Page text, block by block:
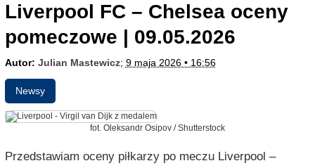
Liverpool FC – Chelsea oceny
pomeczowe | 09.05.2026
Autor: Julian Mastewicz; 9 maja 2026 • 16:56
Newsy
fot. Oleksandr Osipov / Shutterstock
Przedstawiam oceny piłkarzy po meczu Liverpool –